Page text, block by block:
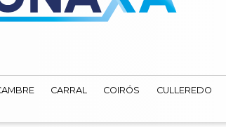
CARRAL COIRÓS CULLEREDO